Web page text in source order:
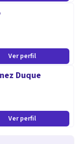
incondicional,
Ver perfil
Duque
Ver perfil